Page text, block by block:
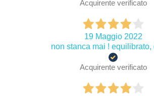
Acquirente verificato
19 Maggio 2022
non stanca mai ! equilibrato,
Acquirente verificato